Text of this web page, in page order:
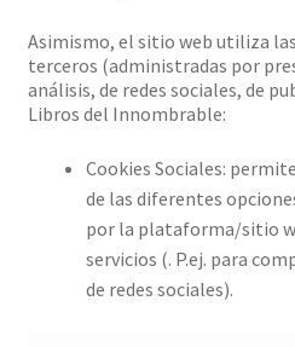
Asimismo, el sitio web utiliza
terceros (administradas por
análisis, de redes sociales, de
Libros del Innombrable:
Cookies Sociales:
de las diferentes
por la plataforma/sitio
servicios (. P.ej. para
de redes sociales).